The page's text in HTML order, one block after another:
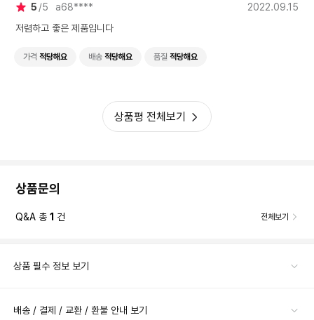
5 5 a68****
2022.09.15
저렴하고 좋은 제품입니다
가격 적당해요 배송 적당해요 품질 적당해요
상품평 전체보기
상품문의
Q&A 총 1 건 전체보기
상품 필수 정보 보기
배송 / 결제 / 교환 / 환불 안내 보기